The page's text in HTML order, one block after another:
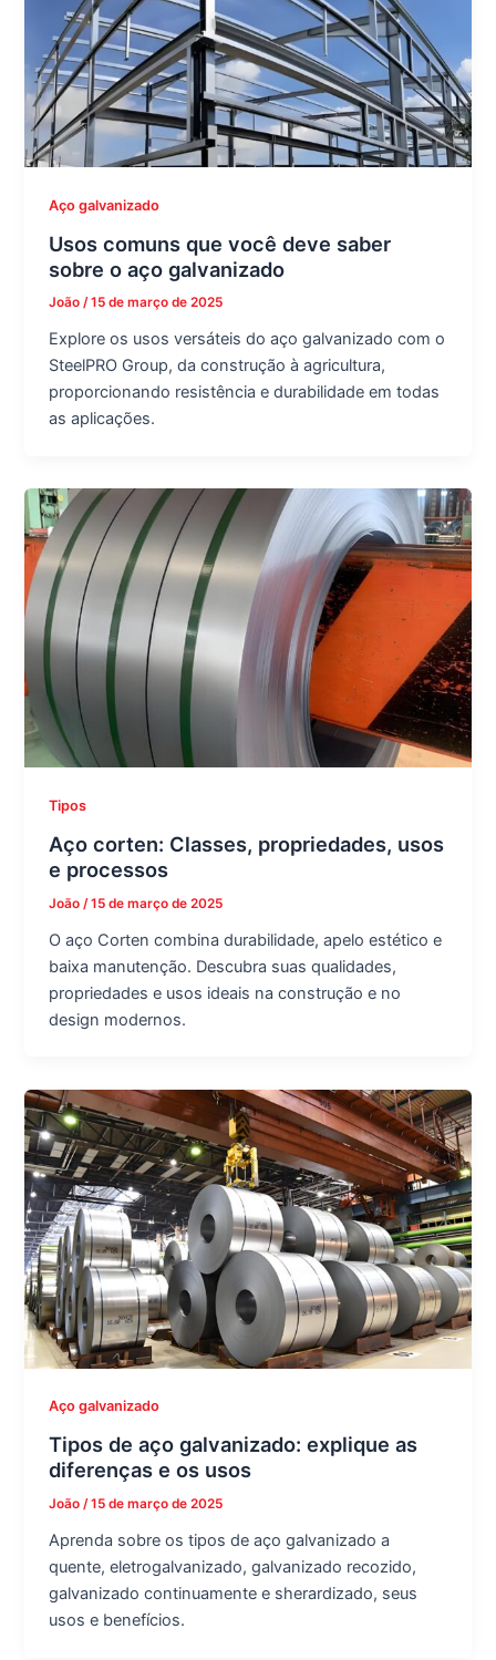
Aço galvanizado
Usos comuns que você deve saber
sobre o aço galvanizado
João/15 de março de 2025
Explore os usos versáteis do aço galvanizado com o
SteelPRO Group, da construção à agricultura,
proporcionando resistência e durabilidade em todas
as aplicações.
Tipos
Aço corten: Classes, propriedades, usos
e processos
João /15 de março de 2025
O aço Corten combina durabilidade, apelo estético e
baixa manutenção. Descubra suas qualidades,
propriedades e usos ideais na construção e no
design modernos.
Aço galvanizado
Tipos de aço galvanizado: explique as
diferenças e os usos
João/15 de março de 2025
Aprenda sobre os tipos de aço galvanizado a
quente, eletrogalvanizado, galvanizado recozido,
galvanizado continuamente e sherardizado, seus
usos e benefícios.